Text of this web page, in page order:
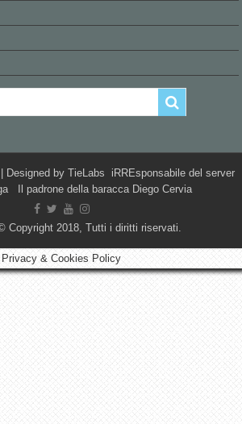
| Designed by TieLabs iRREsponsabile del server
Il padrone della baracca Diego Cervia
Copyright 2018, Tutti i diritti riservati.
Privacy & Cookies Policy